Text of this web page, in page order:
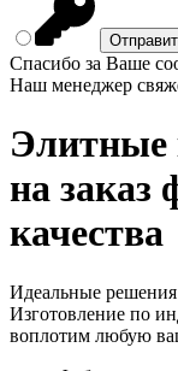
Спасибо за Ваше
Наш менеджер
Элитные
на заказ
качества
Идеальные
Изготовление по
воплотим любую